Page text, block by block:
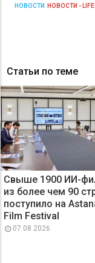
НОВОСТИ НОВОСТИ -
Статьи по теме
Свыше 1900 ИИ-
из более чем 90
поступило на
Film Festival
07 08 2026